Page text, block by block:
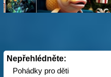
Nepřehlédněte:
Pohádky pro děti